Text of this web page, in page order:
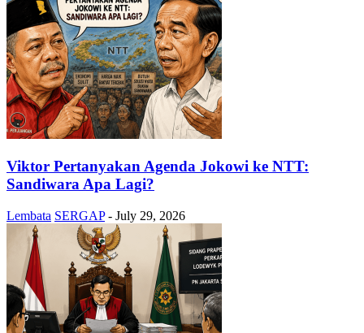
Viktor Pertanyakan Agenda Jokowi ke NTT:
Sandiwara Apa Lagi?
Lembata SERGAP - July 29, 2026